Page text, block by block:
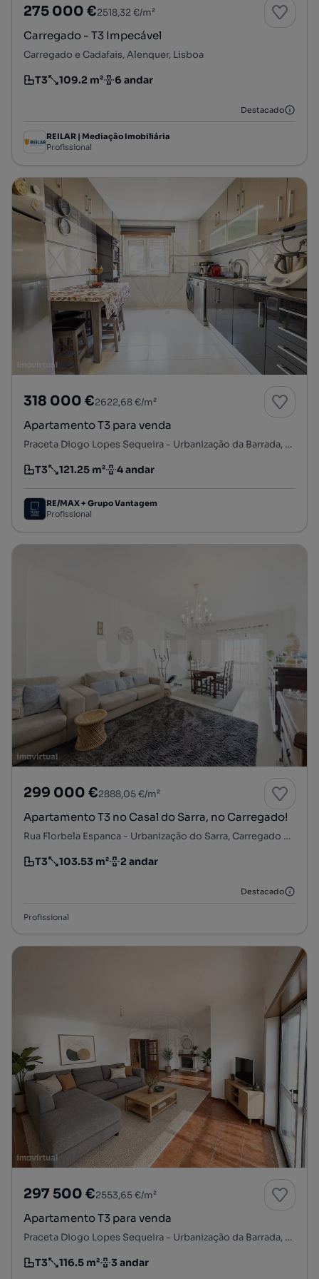
275 000 €2518,32 €/m²
Carregado - T3 Impecável
Carregado e Cadafais, Alenquer, Lisboa
Tipologia
T3
Preço por metro quadrado
109.2 m²
Andar 6 andar
Destacado
REILAR | Mediação Imobiliária
Profissional
318 000 €2622,68 €/m²
Apartamento T3 para venda
Praceta Diogo Lopes Sequeira - Urbanização da Barrada, Carregado e Cadafais, Alenquer, Lisboa
Tipologia
T3
Preço por metro quadrado
121.25 m²
Andar 4 andar
RE/MAX + Grupo Vantagem
Profissional
299 000 €2888,05 €/m²
Apartamento T3 no Casal do Sarra, no Carregado!
Rua Florbela Espanca - Urbanização do Sarra, Carregado e Cadafais, Alenquer, Lisboa
Tipologia
T3
Preço por metro quadrado
103.53 m²
Andar 2 andar
Destacado
Profissional
297 500 €2553,65 €/m²
Apartamento T3 para venda
Praceta Diogo Lopes Sequeira - Urbanização da Barrada, Carregado e Cadafais, Alenquer, Lisboa
Tipologia
T3
Preço por metro quadrado
116.5 m²
Andar 3 andar